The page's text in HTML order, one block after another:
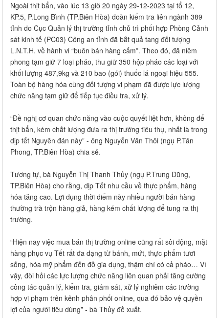
Ngoài thịt bẩn, vào lúc 13 giờ 20 ngày 29-12-2023 tại tổ 12,
KP.5, P.Long Bình (TP.Biên Hòa) đoàn kiểm tra liên ngành 389
tỉnh do Cục Quản lý thị trường tỉnh chủ trì phối hợp Phòng Cảnh
sát kinh tế (PC03) Công an tỉnh đã bắt quả tang đối tượng
L.N.T.H. về hành vi “buôn bán hàng cấm”. Theo đó, đã niêm
phong tạm giữ 7 loại pháo, thu giữ 350 hộp pháo các loại với
khối lượng 487,9kg và 210 bao (gói) thuốc lá ngoại hiệu 555.
Toàn bộ hàng hóa cùng đối tượng vi phạm đã được lực lượng
chức năng tạm giữ để tiếp tục điều tra, xử lý.
“Đề nghị cơ quan chức năng vào cuộc quyết liệt hơn, không để
thịt bẩn, kém chất lượng đưa ra thị trường tiêu thụ, nhất là trong
dịp tết Nguyên đán này” - ông Nguyễn Văn Thôi (ngụ P.Tân
Phong, TP.Biên Hòa) chia sẻ.
Tương tự, bà Nguyễn Thị Thanh Thủy (ngụ P.Trung Dũng,
TP.Biên Hòa) cho rằng, dịp Tết nhu cầu về thực phẩm, hàng
hóa tăng cao. Lợi dụng thời điểm này nhiều người bán hàng
thường trà trộn hàng giả, hàng kém chất lượng để tung ra thị
trường.
“Hiện nay việc mua bán thị trường online cũng rất sôi động, mặt
hàng phục vụ Tết rất đa dạng từ bánh, mứt, thực phẩm tươi
sống, hóa mỹ phẩm đến đồ gia dụng, thậm chí có cả pháo… Vì
vậy, đòi hỏi các lực lượng chức năng liên quan phải tăng cường
công tác quản lý, kiểm tra, giám sát, xử lý nghiêm các trường
hợp vi phạm trên kênh phân phối online, qua đó bảo vệ quyền
lợi của người tiêu dùng” - bà Thủy đề xuất.